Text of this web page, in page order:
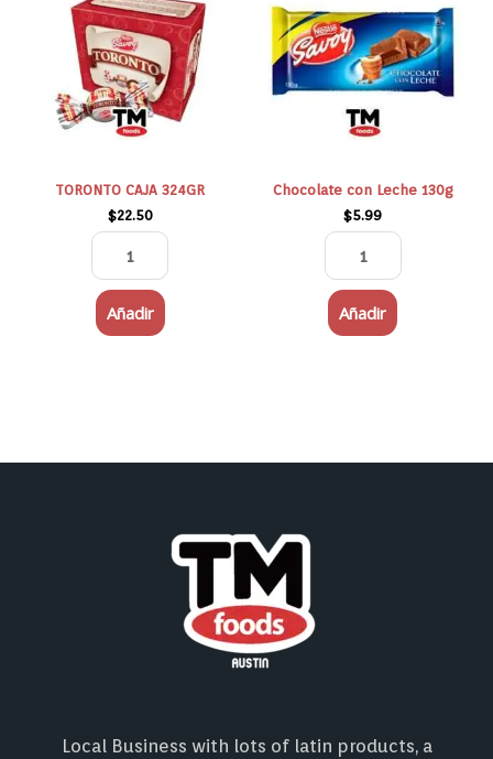
TORONTO CAJA 324GR
$22.50
324GR
cantidad
Añadir
Chocolate con Leche 130g
$5.99
Leche
130g
cantidad
Añadir
Local Business with lots of latin products, a